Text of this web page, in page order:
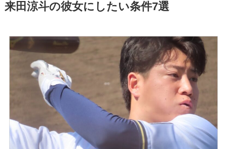
来田涼斗の彼女にしたい条件7選